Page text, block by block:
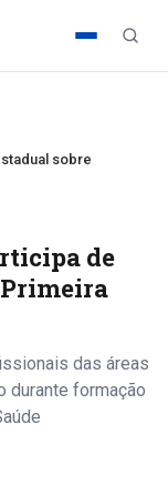
sobre
de
das áreas
durante formação